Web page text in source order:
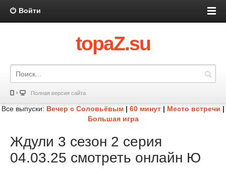
Войти
topaZ.su
Полная версия сайта
Все выпуски: Вечер с Соловьёвым | 60 минут | Место встречи |
Большая игра
Ждули 3 сезон 2 серия
04.03.25 смотреть онлайн Ю